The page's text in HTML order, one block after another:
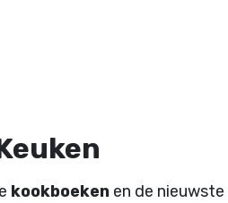
kookboeken en de